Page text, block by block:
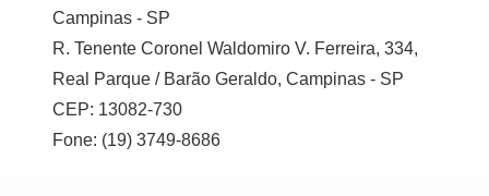
Campinas - SP
R. Tenente Coronel Waldomiro V. Ferreira, 334,
Real Parque / Barão Geraldo, Campinas - SP
CEP: 13082-730
Fone: (19) 3749-8686